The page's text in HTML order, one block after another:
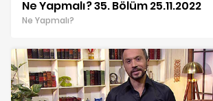
Ne Yapmalı? 35. Bölüm 25.11.2022
Ne Yapmalı?